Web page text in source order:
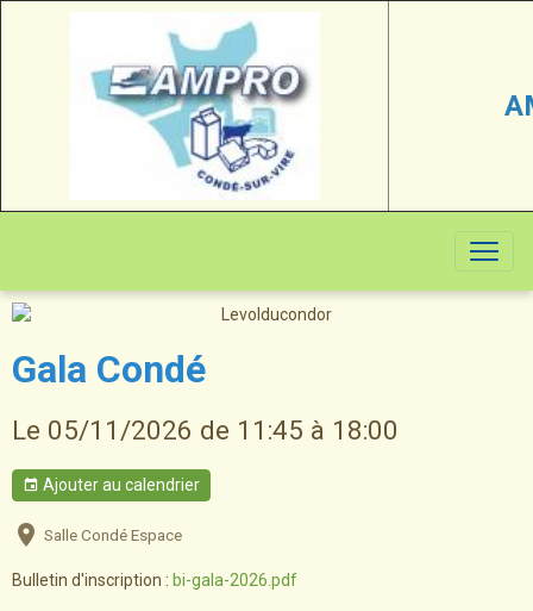
Gala Condé
Le 05/11/2026 de 11:45 à 18:00
Ajouter au calendrier
Salle Condé Espace
Bulletin d'inscription : bi-gala-2026.pdf